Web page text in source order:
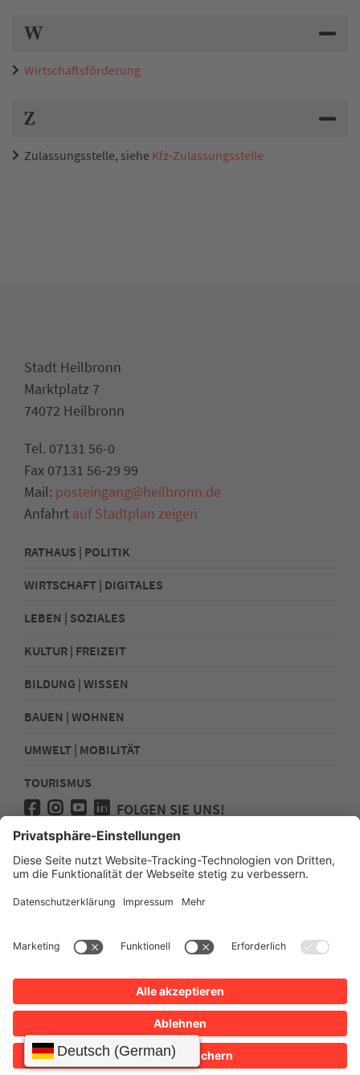
W
Wirtschaftsförderung
Z
Zulassungsstelle, siehe Kfz-Zulassungsstelle
Stadt Heilbronn
Marktplatz 7
74072 Heilbronn
Tel. 07131 56-0
Fax 07131 56-29 99
Mail: posteingang@heilbronn.de
Anfahrt auf Stadtplan zeigen
RATHAUS | POLITIK
WIRTSCHAFT | DIGITALES
LEBEN | SOZIALES
KULTUR | FREIZEIT
BILDUNG | WISSEN
BAUEN | WOHNEN
UMWELT | MOBILITÄT
TOURISMUS
FOLGEN SIE UNS!
Presse
Kontakt
Impressum
Sitemap